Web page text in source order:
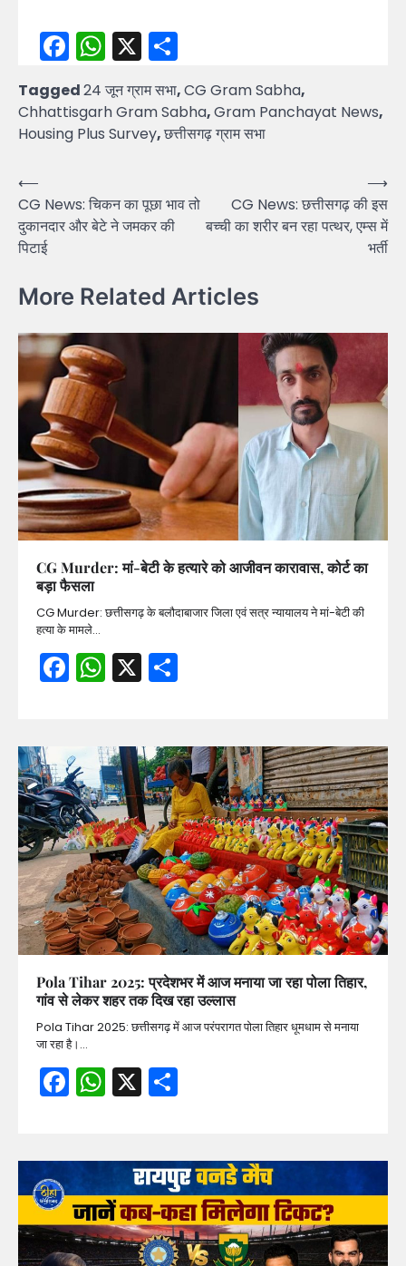
Facebook
WhatsApp
X
Tagged24 जून ग्राम सभा,CG Gram Sabha,
Chhattisgarh Gram Sabha,Gram Panchayat News,
Housing Plus Survey,छत्तीसगढ़ ग्राम सभा
Post
navigation
⟵
CG News: चिकन का पूछा भाव तो
दुकानदार और बेटे ने जमकर की
पिटाई
CG News: छत्तीसगढ़ की इस
बच्ची का शरीर बन रहा पत्थर, एम्स में
भर्ती
⟶
More Related Articles
CG Murder: मां-बेटी के हत्यारे को आजीवन कारावास, कोर्ट का
बड़ा फैसला
CG Murder: छत्तीसगढ़ के बलौदाबाजार जिला एवं सत्र न्यायालय ने मां-बेटी की
हत्या के मामले…
Facebook
WhatsApp
X
Pola Tihar 2025: प्रदेशभर में आज मनाया जा रहा पोला तिहार,
गांव से लेकर शहर तक दिख रहा उल्लास
Pola Tihar 2025: छत्तीसगढ़ में आज परंपरागत पोला तिहार धूमधाम से मनाया
जा रहा है।…
Facebook
WhatsApp
X